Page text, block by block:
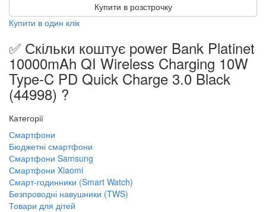
Купити в розстрочку
Купити в один клік
✅ Скільки коштує power Bank Platinet
10000mAh QI Wireless Charging 10W
Type-C PD Quick Charge 3.0 Black
(44998) ?
Категорії
Смартфони
Бюджетні смартфони
Смартфони Samsung
Смартфони Xiaomi
Смарт-годинники (Smart Watch)
Безпроводні навушники (TWS)
Товари для дітей